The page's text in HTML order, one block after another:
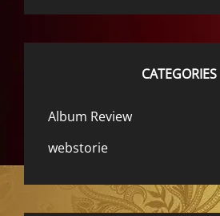
CATEGORIES
Album Review
webstorie